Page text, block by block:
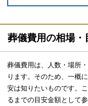
葬儀費用の相場・
葬儀費用は、人数・場所
ります。そのため、一概
安は知りたいものです。
るまでの目安金額として